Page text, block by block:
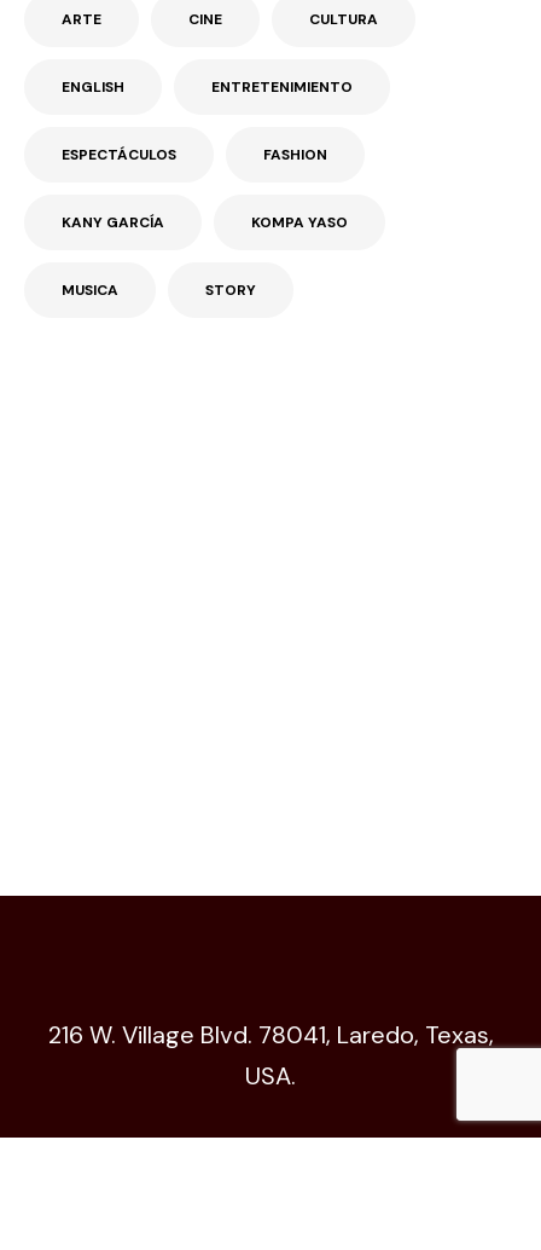
ARTE CINE CULTURA
ENGLISH ENTRETENIMIENTO
ESPECTÁCULOS FASHION
KANY GARCÍA KOMPA YASO
MUSICA STORY
216 W. Village Blvd. 78041, Laredo, Texas,
USA.